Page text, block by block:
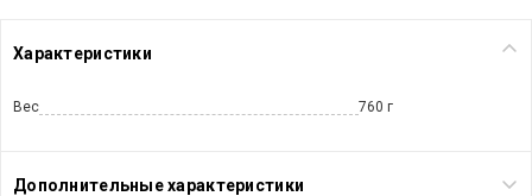
Характеристики
Вес 760 г
Дополнительные характеристики